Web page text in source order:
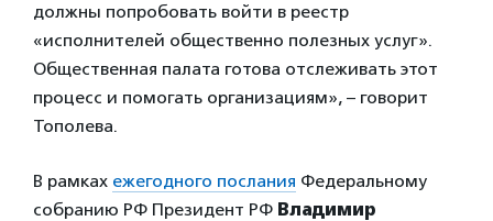
должны попробовать войти в реестр
«исполнителей общественно полезных услуг».
Общественная палата готова отслеживать этот
процесс и помогать организациям», – говорит
Тополева.
В рамках ежегодного послания Федеральному
собранию РФ Президент РФ Владимир